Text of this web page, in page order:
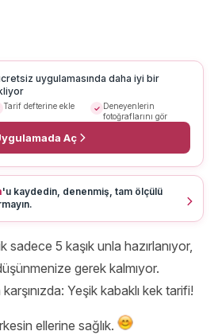
uygulamasında daha iyi bir
Tarif defterine ekle
Deneyenlerin
fotoğraflarını gör
Aç
'u kaydedin, denenmiş, tam ölçülü
5 kaşık unla hazırlanıyor,
gerek kalmıyor.
Yeşik kabaklı kek tarifi!
ellerine sağlık.